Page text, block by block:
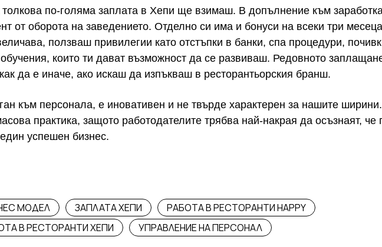
по-голяма заплата в Хепи ще взимаш. В допълнение към
от оборота на заведението. Отделно си има и бонуси на всеки три
ползваш привилегии като отстъпки в банки, спа процедури,
които ти дават възможност да се развиваш. Редовното
да е иначе, ако искаш да изпъкваш в ресторантьорския бранш.
към персонала, е иновативен и не твърде характерен за нашите
практика, защото работодателите трябва най-накрая да осъзнаят, че
успешен бизнес.
МОДЕЛ ЗАПЛАТА ХЕПИ
РАБОТА В РЕСТОРАНТИ HAPPY
В РЕСТОРАНТИ ХЕПИ
УПРАВЛЕНИЕ НА ПЕРСОНАЛ